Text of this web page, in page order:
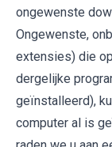
ongewenste
Ongewenste,
extensies) die
dergelijke
geïnstalleerd),
computer al is